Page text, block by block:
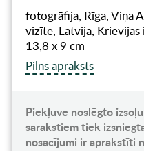
fotogrāfija, Rīga, Viņa
vizīte, Latvija, Krievijas
13,8 x 9 cm
Pilns apraksts
Piekļuve noslēgto
sarakstiem tiek
nosacījumi ir aprakstīti